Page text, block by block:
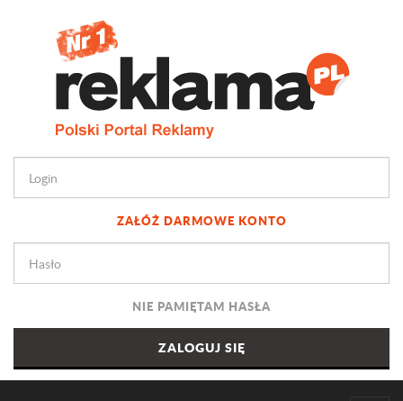
ZAŁÓŻ DARMOWE KONTO
NIE PAMIĘTAM HASŁA